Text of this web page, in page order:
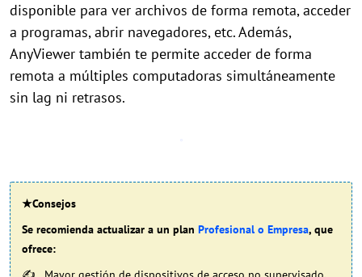
disponible para ver archivos de forma remota, acceder
a programas, abrir navegadores, etc. Además,
AnyViewer también te permite acceder de forma
remota a múltiples computadoras simultáneamente
sin lag ni retrasos.
★Consejos
Se recomienda actualizar a un plan Profesional o Empresa, que
ofrece: